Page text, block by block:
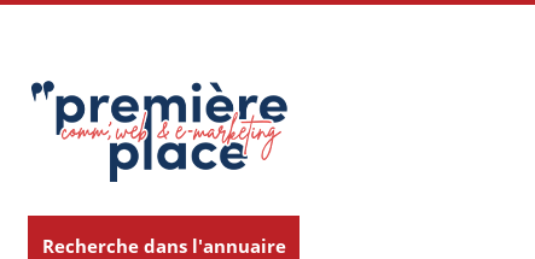
Recherche dans l'annuaire